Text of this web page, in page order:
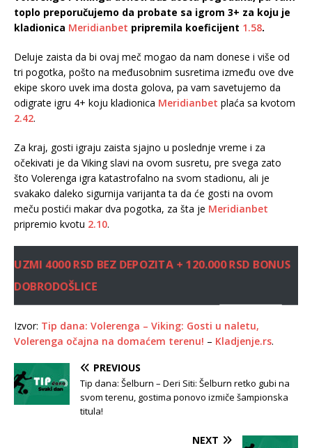
toplo preporučujemo da probate sa igrom 3+ za koju je
kladionica Meridianbet pripremila koeficijent 1.58.
Deluje zaista da bi ovaj meč mogao da nam donese i više od
tri pogotka, pošto na međusobnim susretima između ove dve
ekipe skoro uvek ima dosta golova, pa vam savetujemo da
odigrate igru 4+ koju kladionica Meridianbet plaća sa kvotom
2.42.
Za kraj, gosti igraju zaista sjajno u poslednje vreme i za
očekivati je da Viking slavi na ovom susretu, pre svega zato
što Volerenga igra katastrofalno na svom stadionu, ali je
svakako daleko sigurnija varijanta ta da će gosti na ovom
meču postići makar dva pogotka, za šta je Meridianbet
pripremio kvotu 2.10.
UZMI 4000 RSD BEZ DEPOZITA + 120.000 RSD BONUS
DOBRODOŠLICE
Izvor: Tip dana: Volerenga – Viking: Gosti u naletu,
Volerenga očajna na domaćem terenu! – Kladjenje.rs.
PREVIOUS
Tip dana: Šelburn – Deri Siti: Šelburn retko gubi na
svom terenu, gostima ponovo izmiče šampionska
titula!
NEXT